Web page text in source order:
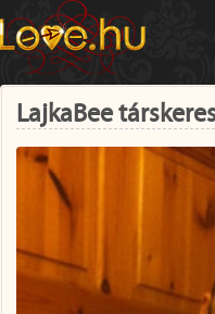
LajkaBee